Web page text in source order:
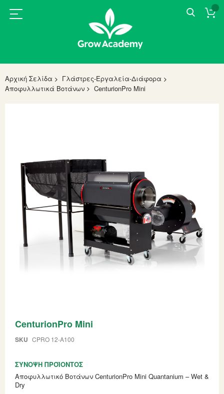
Αρχική Σελίδα
Γλάστρες-Εργαλεία-Διάφορα
Αποφυλλωτικά Βοτάνων
CenturionPro Mini
images
gallery
to
beginning
images
gallery
CenturionPro Mini
SKU CPRO 12-A100
ΣΎΝΟΨΗ ΠΡΟΪΌΝΤΟΣ
Αποφυλλωτικό Βοτάνων CenturionPro Mini Quantanium – Wet &
Dry